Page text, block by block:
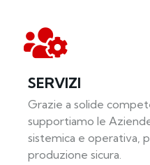
SERVIZI
Grazie a solide
supportiamo le
sistemica e operativa,
produzione sicura.